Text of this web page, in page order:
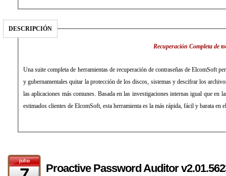
DESCRIPCIÓN
Recuperación Completa de
Una suite completa de herramientas de recuperación de contraseñas de ElcomSoft
y gubernamentales quitar la protección de los discos, sistemas y descifrar los
las aplicaciones más comunes. Basada en las investigaciones internas igual que en
estimados clientes de ElcomSoft, esta herramienta es la más rápida, fácil y barata en
julio
Proactive Password Auditor